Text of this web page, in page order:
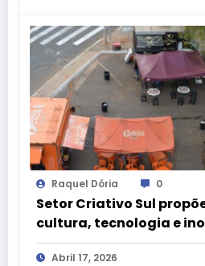
Raquel Dória 0
Setor Criativo Sul
cultura, tecnologia e
centro de Brasília
Abril 17, 2026